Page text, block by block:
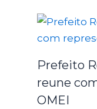
Prefeito
reune
OMEI